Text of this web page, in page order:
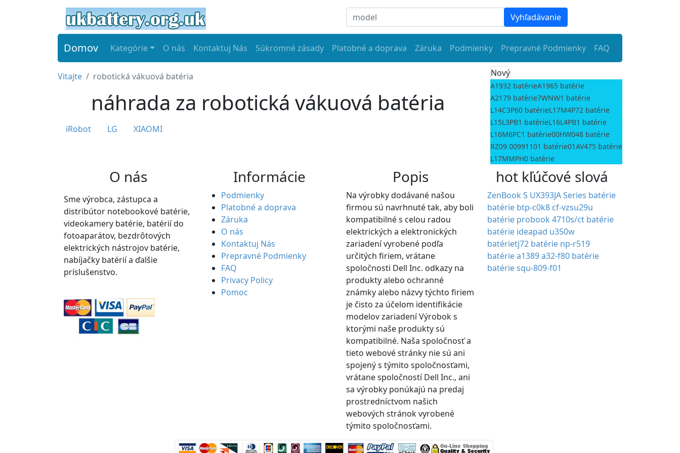
Vyhľadávanie
Domov Kategórie O nás Kontaktuj Nás Súkromné zásady Platobné a doprava Záruka Podmienky Prepravné Podmienky FAQ
Vitajte robotická vákuová batéria
náhrada za robotická vákuová batéria
iRobot LG XIAOMI
Nový
A1932 batérieA1965 batérie
A2179 batérie7WNW1 batérie
L14C3P60 batérieL17M4P72 batérie
L15L3PB1 batérieL16L4PB1 batérie
L16M6PC1 batérie00HW048 batérie
RZ09 00991101 batérie01AV475 batérie
L17MMPH0 batérie
O nás
Sme výrobca, zástupca a
distribútor notebookové batérie,
videokamery batérie, batérií do
fotoaparátov, bezdrôtových
elektrických nástrojov batérie,
nabíjačky batérií a ďalšie
príslušenstvo.
Informácie
Podmienky
Platobné a doprava
Záruka
O nás
Kontaktuj Nás
Prepravné Podmienky
FAQ
Privacy Policy
Pomoc
Popis
Na výrobky dodávané našou
firmou sú navrhnuté tak, aby boli
kompatibilné s celou radou
elektrických a elektronických
zariadení vyrobené podľa
určitých firiem, vrátane
spoločnosti Dell Inc. odkazy na
produkty alebo ochranné
známky alebo názvy týchto firiem
je čisto za účelom identifikácie
modelov zariadení Výrobok s
ktorými naše produkty sú
kompatibilné. Naša spoločnosť a
tieto webové stránky nie sú ani
spojený s týmito spoločnosťami,
vrátane spoločností Dell Inc., ani
sa výrobky ponúkajú na predaj
prostredníctvom našich
webových stránok vyrobené
týmito spoločnosťami.
hot kľúčové slová
ZenBook S UX393JA Series batérie
batérie btp-c0k8 cf-vzsu29u
batérie probook 4710s/ct batérie
batérie ideapad u350w
batérietj72 batérie np-r519
batérie a1389a32-f80 batérie
batérie squ-809-f01